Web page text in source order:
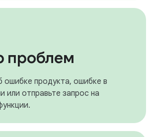
проблем
продукта, ошибке в
или отправьте запрос на